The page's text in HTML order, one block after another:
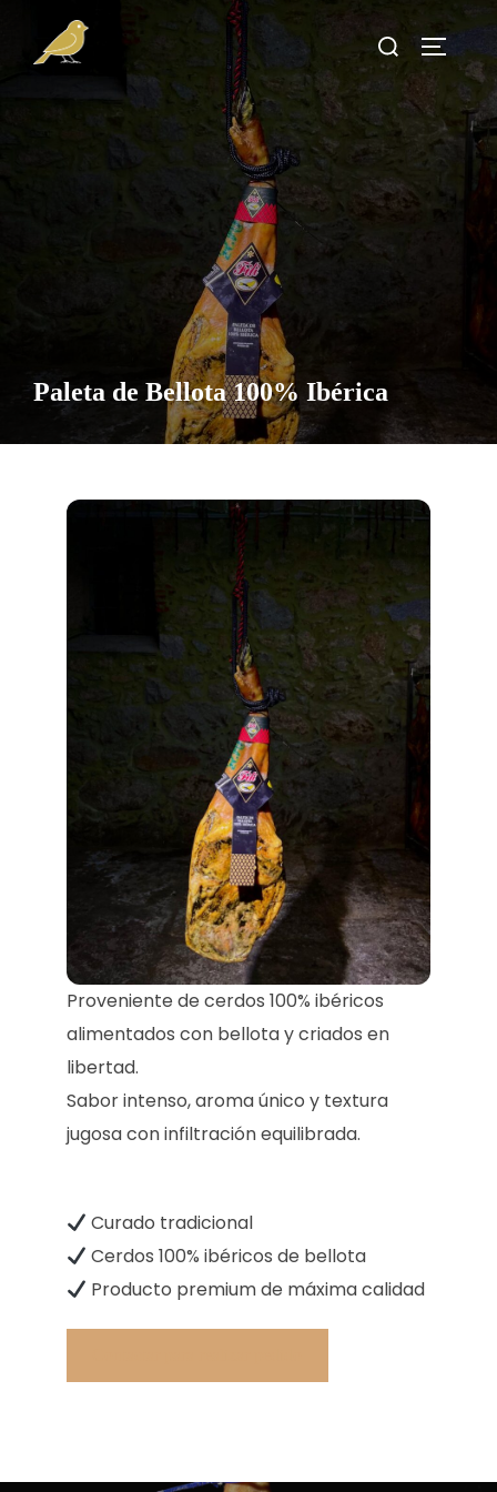
Buscar:
Paleta de Bellota 100% Ibérica
Proveniente de cerdos 100% ibéricos
alimentados con bellota y criados en
libertad.
Sabor intenso, aroma único y textura
jugosa con infiltración equilibrada.
Curado tradicional
Cerdos 100% ibéricos de bellota
Producto premium de máxima calidad